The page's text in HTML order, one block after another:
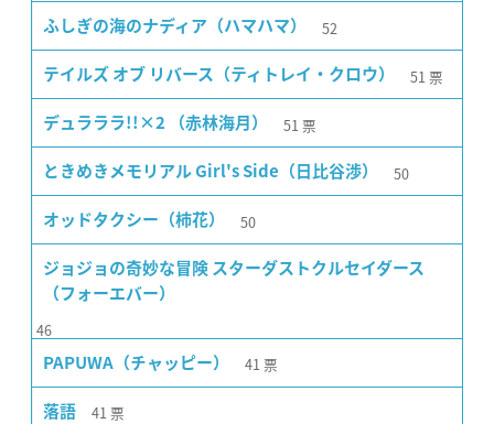
ふしぎの海のナディア（ハマハマ） 52
テイルズ オブ リバース（ティトレイ・クロウ） 51 票
デュラララ!!×2 （赤林海月） 51 票
ときめきメモリアル Girl's Side（日比谷渉） 50
オッドタクシー（柿花） 50
ジョジョの奇妙な冒険 スターダストクルセイダース
（フォーエバー）
46
PAPUWA（チャッピー） 41 票
落語 41 票